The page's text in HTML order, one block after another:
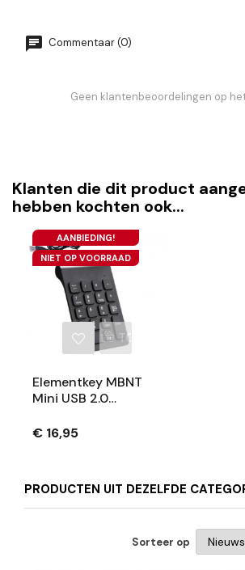
Commentaar (0)
Geen klantenbeoordelingen op
Klanten die dit product
hebben kochten ook...
AANBIEDING!
NIET OP VOORRAAD
TOEVOEGEN AAN
Elementkey MBNT
Mini USB 2.0
Toetsenbord - 18
€ 16,95
PRODUCTEN UIT DEZELFDE
Sorteer op